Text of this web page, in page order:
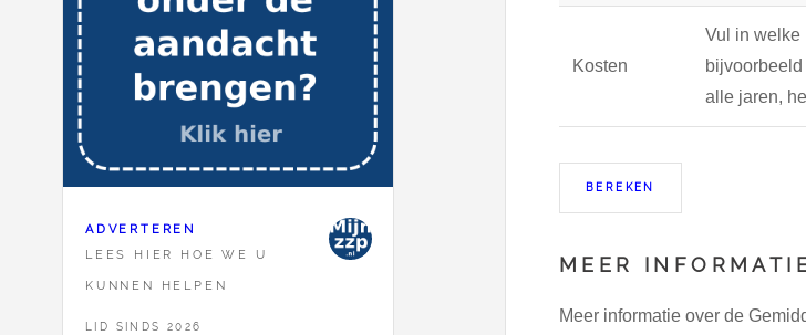
ADVERTEREN
LEES HIER HOE WE U
KUNNEN HELPEN
LID SINDS 2026
Kosten
Vul in welke
alle jaren,
MEER
Meer informatie over de